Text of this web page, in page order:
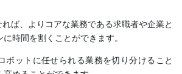
れば、よりコアな業務である求職者や企業と
時間を割くことができます。
ボットに任せられる業務を切り分けること